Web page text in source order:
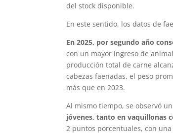
del stock disponible.
En este sentido, los datos de
En 2025, por segundo año
con un mayor ingreso de
producción total de carne
cabezas faenadas, el peso
más que en 2023.
Al mismo tiempo, se observó un
jóvenes, tanto en vaquillonas
2 puntos porcentuales, con